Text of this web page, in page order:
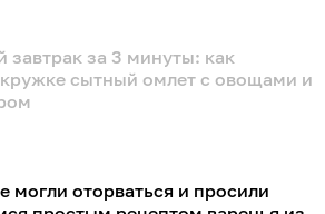
завтрак за 3 минуты: как
кружке сытный омлет с овощами и
могли оторваться и просили